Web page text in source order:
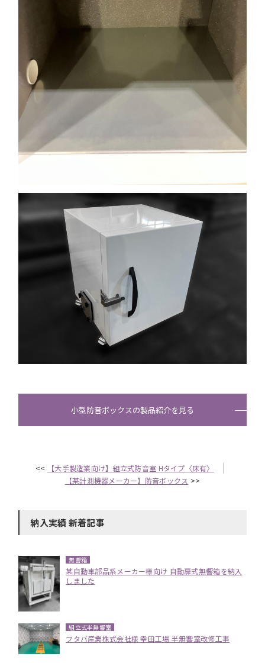
小型防音ボックスの製品紹介を見る
<<
【大手製造業向け】組立式防音室 Hタイプ〈床有〉
【某計測機器メーカー】防音ボックス >>
納入実績 新着記事
無響箱
某自動車部品系メーカー様向け 自動扉式無響箱を納入
しました
組立式半無響室
フタバ産業株式会社様 幸田工場 半無響室改修工事